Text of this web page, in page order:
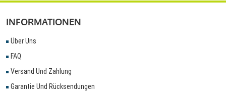
INFORMATIONEN
Über Uns
FAQ
Versand Und Zahlung
Garantie Und Rücksendungen